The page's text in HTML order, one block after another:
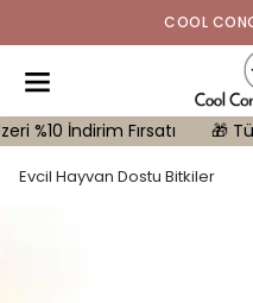
COOL
İndirim Fırsatı 🎁 Tüm
Evcil Hayvan Dostu Bitkiler